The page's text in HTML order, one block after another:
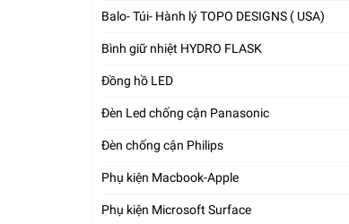
Balo- Túi- Hành lý TOPO DESIGNS ( USA)
Bình giữ nhiệt HYDRO FLASK
Đồng hồ LED
Đèn Led chống cận Panasonic
Đèn chống cận Philips
Phụ kiện Macbook-Apple
Phụ kiện Microsoft Surface